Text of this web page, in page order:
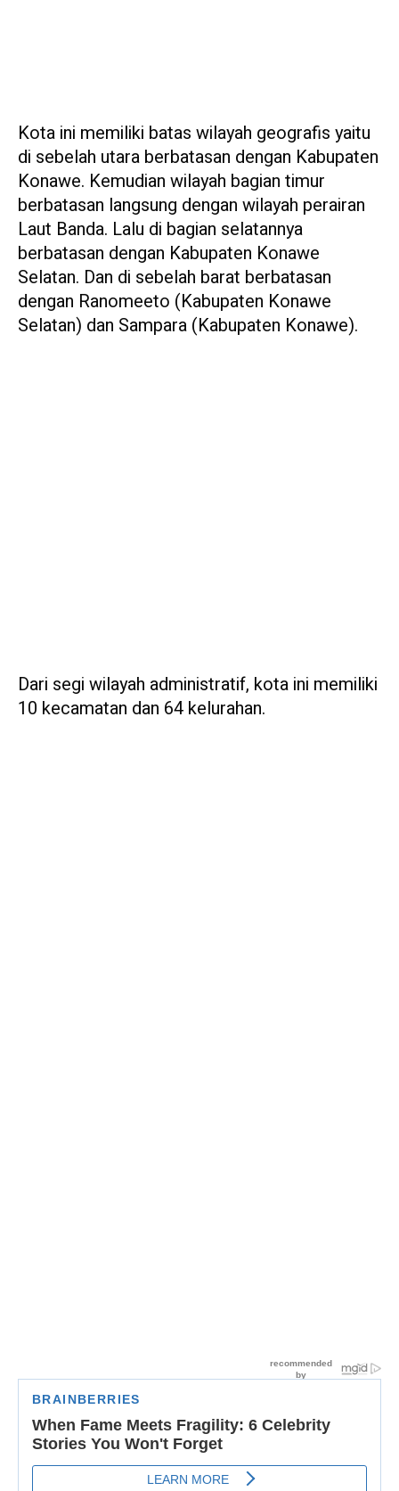
Kota ini memiliki batas wilayah geografis yaitu
di sebelah utara berbatasan dengan Kabupaten
Konawe. Kemudian wilayah bagian timur
berbatasan langsung dengan wilayah perairan
Laut Banda. Lalu di bagian selatannya
berbatasan dengan Kabupaten Konawe
Selatan. Dan di sebelah barat berbatasan
dengan Ranomeeto (Kabupaten Konawe
Selatan) dan Sampara (Kabupaten Konawe).
Dari segi wilayah administratif, kota ini memiliki
10 kecamatan dan 64 kelurahan.